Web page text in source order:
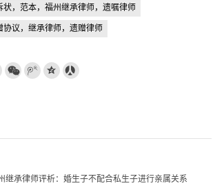
状，范本，福州继承律师，遗嘱律师
协议，继承律师，遗赠律师
继承律师评析：婚生子不配合私生子进行亲属关系